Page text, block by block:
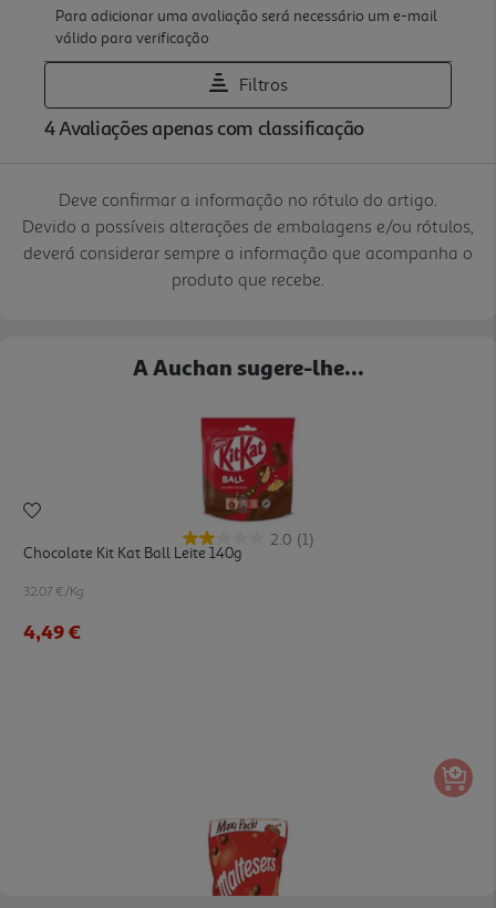
Deve confirmar a informação no rótulo do artigo.
Devido a possíveis alterações de embalagens e/ou rótulos,
deverá considerar sempre a informação que acompanha o
produto que recebe.
A Auchan sugere-lhe...
2.0 (1)
Chocolate Kit Kat Ball Leite 140g
32.07 €/Kg
4,49 €